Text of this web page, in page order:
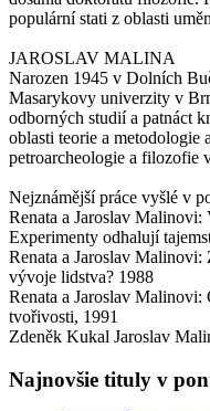
populární stati z oblasti
JAROSLAV MALINA
Narozen 1945 v Dolních
Masarykovy univerzity v
odborných studií a patnáct
oblasti teorie a metodologie
petroarcheologie a filozofie
Nejznámější práce vyšlé v
Renata a Jaroslav
Experimenty odhalují
Renata a Jaroslav Malinovi:
vývoje lidstva? 1988
Renata a Jaroslav
tvořivosti, 1991
Zdeněk Kukal Jaroslav
Najnovšie tituly v